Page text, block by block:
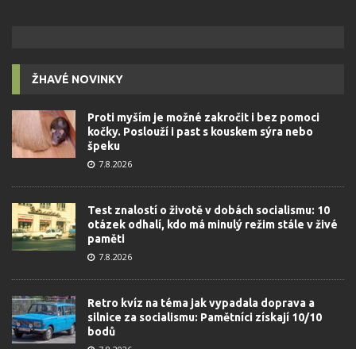
ŽHAVÉ NOVINKY
Proti myším je možné zakročit i bez pomoci
kočky. Poslouží i past s kouskem sýra nebo
špeku
7.8.2026
Test znalostí o životě v dobách socialismu: 10
otázek odhalí, kdo má minulý režim stále v živé
paměti
7.8.2026
Retro kvíz na téma jak vypadala doprava a
silnice za socialismu: Pamětníci získají 10/10
bodů